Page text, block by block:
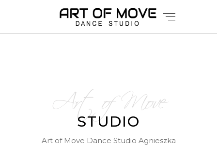
Art of Move
STUDIO
Art of Move Dance Studio Agnieszka